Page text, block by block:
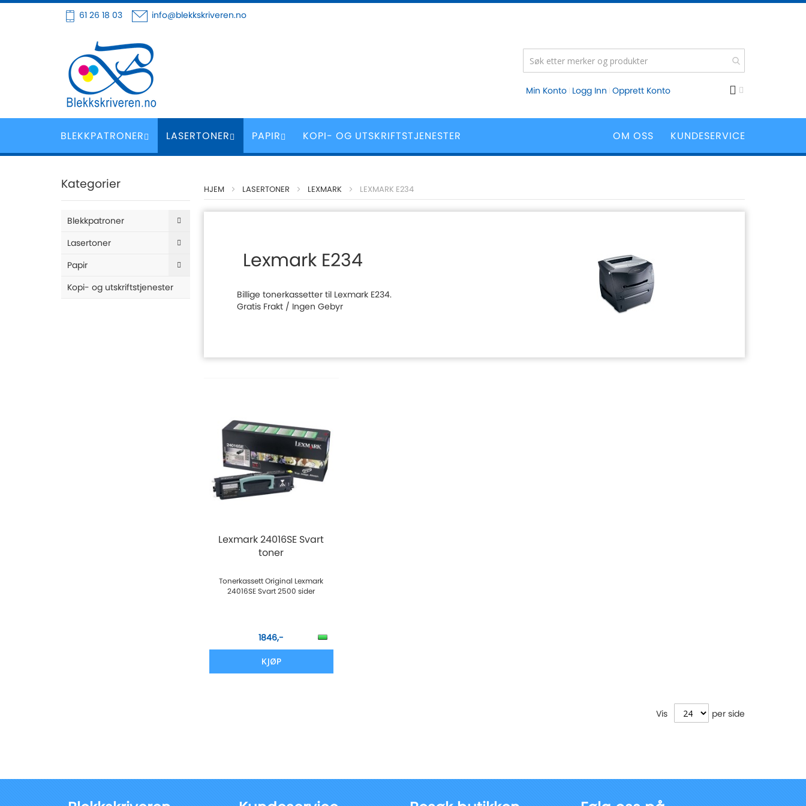
Hoppe
innhold
61 26 18 03 info@blekkskriveren.no
Min Konto Logg Inn Opprett Konto
BLEKKPATRONER LASERTONER PAPIR KOPI- OG UTSKRIFTSTJENESTER KUNDESERVICE
OM OSS
HJEM LASERTONER LEXMARK LEXMARK E234
Lexmark E234
Billige tonerkassetter til Lexmark E234.
Gratis Frakt / Ingen Gebyr
Lexmark 24016SE Svart
toner
Tonerkassett Original Lexmark
24016SE Svart 2500 sider
1846,-
KJØP
Vis per side
Kategorier
Blekkpatroner
Lasertoner
Papir
Kopi- og utskriftstjenester